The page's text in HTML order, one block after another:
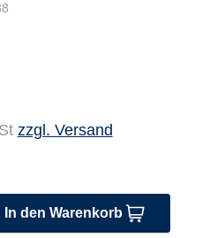
zzgl. Versand
In den Warenkorb